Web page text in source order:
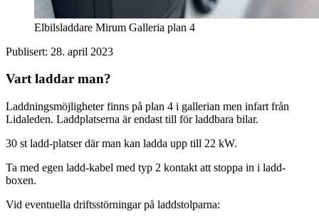
Elbilsladdare Mirum Galleria plan 4
Publisert: 28. april 2023
Vart laddar man?
Laddningsmöjligheter finns på plan 4 i gallerian men infart från
Lidaleden. Laddplatserna är endast till för laddbara bilar.
30 st ladd-platser där man kan ladda upp till 22 kW.
Ta med egen ladd-kabel med typ 2 kontakt att stoppa in i ladd-
boxen.
Vid eventuella driftsstörningar på laddstolparna: